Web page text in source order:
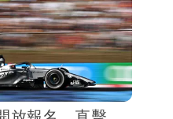
，她表示：「變美是
的事，每一票都是為
盼透過大眾參與，讓
被看見。」